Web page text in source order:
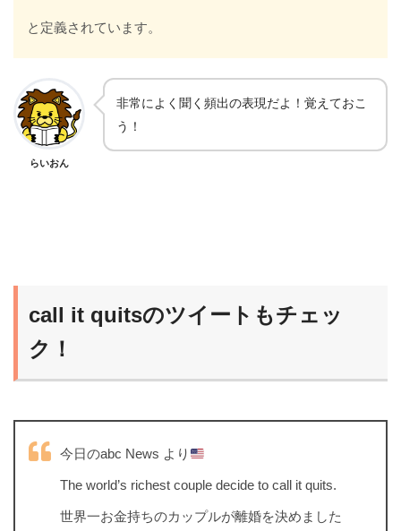
と定義されています。
らいおん
非常によく聞く頻出の表現だよ！覚えておこ
う！
call it quitsのツイートもチェッ
ク！
今日のabc News より
The world’s richest couple decide to call it quits.
世界一お金持ちのカップルが離婚を決めました